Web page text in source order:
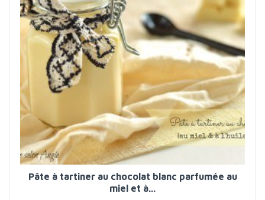
Pâte à tartiner au chocolat blanc parfumée au
miel et à...